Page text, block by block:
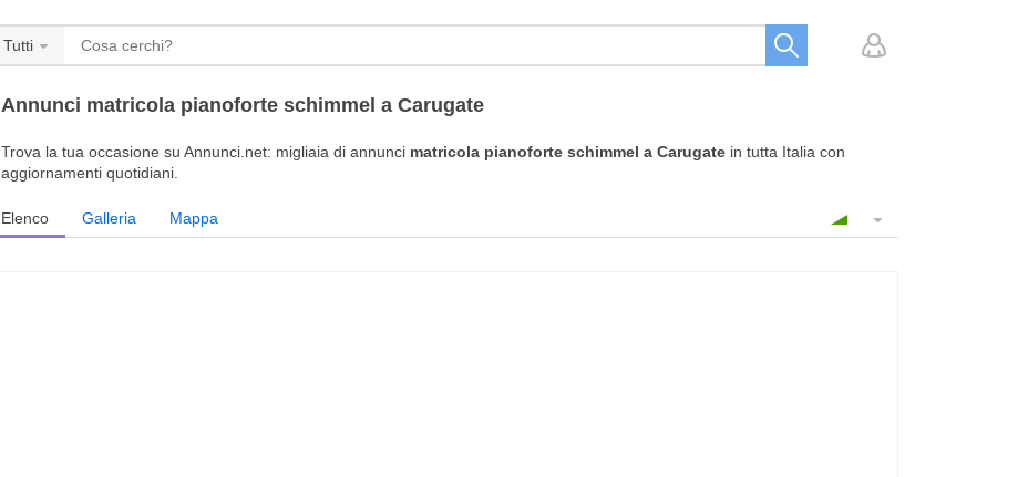
Tutti
Annunci matricola pianoforte schimmel a Carugate
Trova la tua occasione su Annunci.net: migliaia di annunci matricola pianoforte schimmel a Carugate in tutta Italia con
aggiornamenti quotidiani.
Elenco Galleria Mappa